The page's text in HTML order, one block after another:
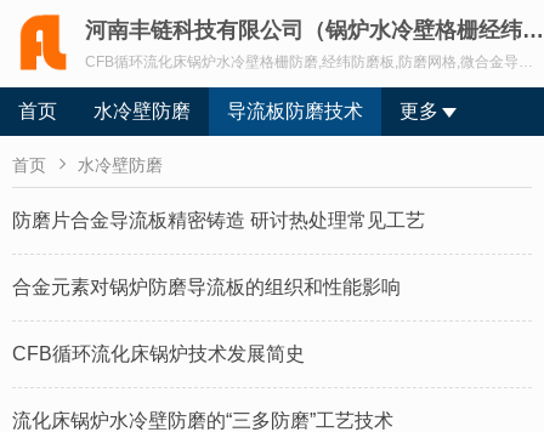
河南丰链科技有限公司（锅炉水冷壁格栅经纬导流板防磨超合金新材料）
CFB循环流化床锅炉水冷壁格栅防磨,经纬防磨板,防磨网格,微合金导流板多维融合防磨,经纬防磨板,联系黄工15890006029.
首页 水冷壁防磨 导流板防磨技术 更多
首页  水冷壁防磨
防磨片合金导流板精密铸造 研讨热处理常见工艺
合金元素对锅炉防磨导流板的组织和性能影响
CFB循环流化床锅炉技术发展简史
流化床锅炉水冷壁防磨的“三多防磨”工艺技术